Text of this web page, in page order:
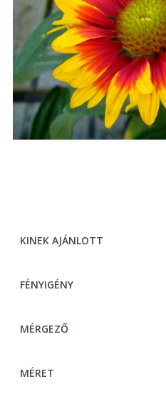
KINEK AJÁNLOTT
FÉNYIGÉNY
MÉRGEZŐ
MÉRET